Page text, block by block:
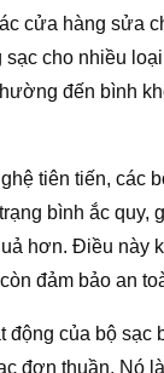
cửa hàng sửa
sạc cho nhiều
đến bình
tiên tiến, các
bình ắc quy,
hơn. Điều này
đảm bảo an
động của bộ sạc
đơn thuần. Nó